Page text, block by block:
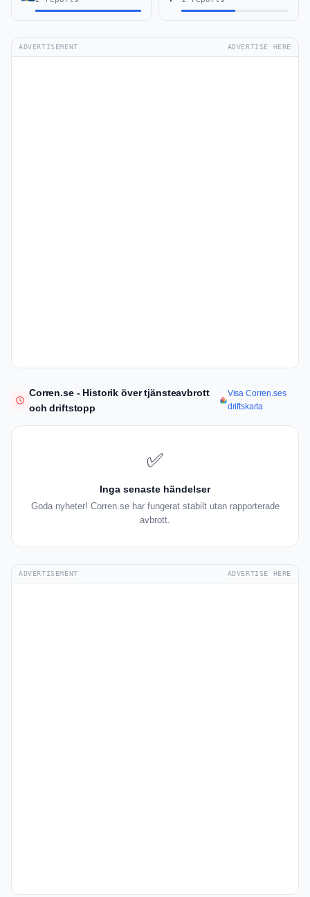
ADVERTISEMENT ADVERTISE HERE
Corren.se - Historik över tjänsteavbrott
och driftstopp
Visa Corren.ses
driftskarta
✅
Inga senaste händelser
Goda nyheter! Corren.se har fungerat stabilt utan rapporterade
avbrott.
ADVERTISEMENT ADVERTISE HERE